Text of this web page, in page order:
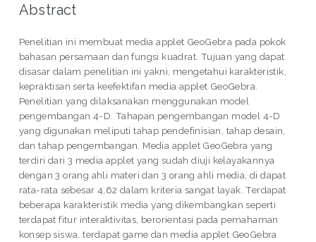
Abstract
Penelitian ini membuat media applet GeoGebra pada pokok
bahasan persamaan dan fungsi kuadrat. Tujuan yang dapat
disasar dalam penelitian ini yakni, mengetahui karakteristik,
kepraktisan serta keefektifan media applet GeoGebra.
Penelitian yang dilaksanakan menggunakan model
pengembangan 4-D. Tahapan pengembangan model 4-D
yang digunakan meliputi tahap pendefinisian, tahap desain,
dan tahap pengembangan. Media applet GeoGebra yang
terdiri dari 3 media applet yang sudah diuji kelayakannya
dengan 3 orang ahli materi dan 3 orang ahli media, di dapat
rata-rata sebesar 4,62 dalam kriteria sangat layak. Terdapat
beberapa karakteristik media yang dikembangkan seperti
terdapat fitur interaktivitas, berorientasi pada pemahaman
konsep siswa, terdapat game dan media applet GeoGebra